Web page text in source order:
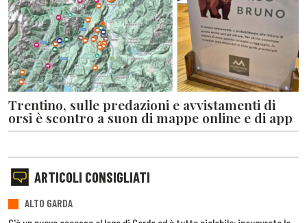
Trentino, sulle predazioni e avvistamenti di
orsi è scontro a suon di mappe online e di app
ARTICOLI CONSIGLIATI
ALTO GARDA